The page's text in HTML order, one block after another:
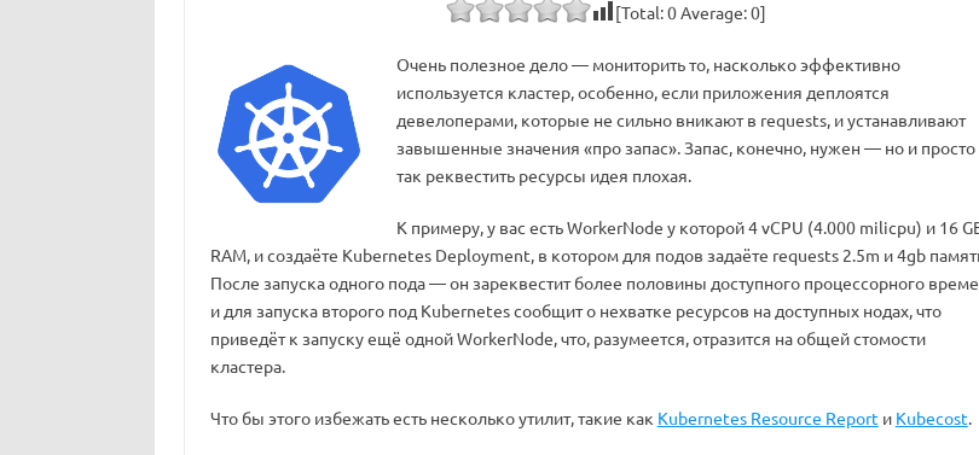
[Total:0Average:0]
Очень полезное дело — мониторить то, насколько эффективно
используется кластер, особенно, если приложения деплоятся
девелоперами, которые не сильно вникают в requests, и устанавливают
завышенные значения «про запас». Запас, конечно, нужен — но и просто
так реквестить ресурсы идея плохая.
К примеру, у вас есть WorkerNode у которой 4 vCPU (4.000 milicpu) и 16
RAM, и создаёте Kubernetes Deployment, в котором для подов задаёте requests 2.5m и 4gb
После запуска одного пода — он зареквестит более половины доступного процессорного
и для запуска второго под Kubernetes сообщит о нехватке ресурсов на доступных нодах, что
приведёт к запуску ещё одной WorkerNode, что, разумеется, отразится на общей стомости
кластера.
Что бы этого избежать есть несколько утилит, такие как Kubernetes Resource Report и Kubecost.